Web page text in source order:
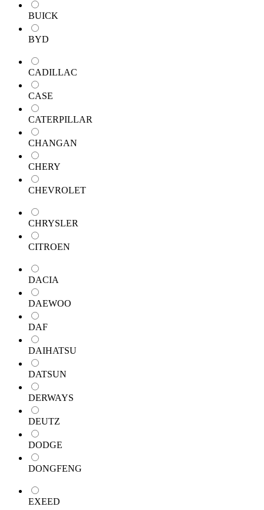
BUICK
BYD
CADILLAC
CASE
CATERPILLAR
CHANGAN
CHERY
CHEVROLET
CHRYSLER
CITROEN
DACIA
DAEWOO
DAF
DAIHATSU
DATSUN
DERWAYS
DEUTZ
DODGE
DONGFENG
EXEED